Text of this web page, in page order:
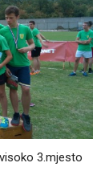
3.mjesto